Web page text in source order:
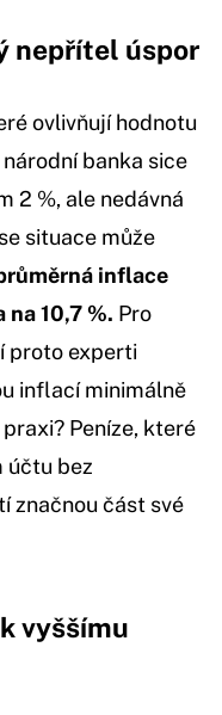
nepřítel úspor
ovlivňují hodnotu
banka sice
2 %, ale nedávná
situace může
inflace
na 10,7 %. Pro
proto experti
inflací minimálně
Peníze, které
účtu bez
značnou část své
vyššímu